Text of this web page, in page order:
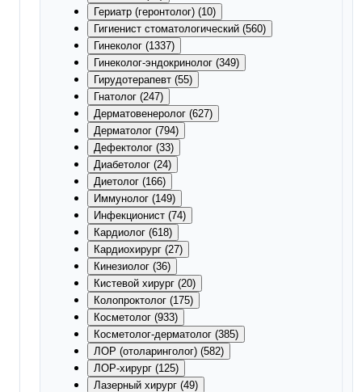
Гериатр (геронтолог) (10)
Гигиенист стоматологический (560)
Гинеколог (1337)
Гинеколог-эндокринолог (349)
Гирудотерапевт (55)
Гнатолог (247)
Дерматовенеролог (627)
Дерматолог (794)
Дефектолог (33)
Диабетолог (24)
Диетолог (166)
Иммунолог (149)
Инфекционист (74)
Кардиолог (618)
Кардиохирург (27)
Кинезиолог (36)
Кистевой хирург (20)
Колопроктолог (175)
Косметолог (933)
Косметолог-дерматолог (385)
ЛОР (отоларинголог) (582)
ЛОР-хирург (125)
Лазерный хирург (49)